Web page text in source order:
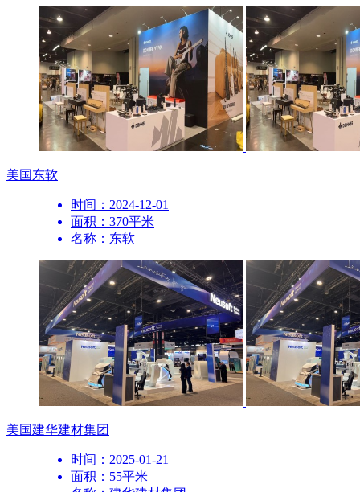
美国东软
时间：2024-12-01
面积：370平米
名称：东软
美国建华建材集团
时间：2025-01-21
面积：55平米